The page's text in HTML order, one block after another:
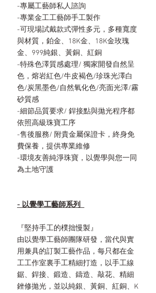
-專屬工藝師私人諮詢
-專業金工工藝師手工製作
-可現場試戴款式彈性多元，多種寬度
與材質，鉑金、18K金、18K金玫瑰
金、999純銀、黃銅、紅銅
-特殊色澤質感處理/ 獨家開發自然呈
色，熔岩紅色/牛皮褐色/珍珠光澤白
色/炭黑墨色/自然氧化色/亮面光澤/霧
砂質感
-細節品質要求/ 銲接點與拋光程序都
依照高級珠寶工序
-售後服務/ 附貴金屬保證卡，終身免
費保養，提供專業維修
-環境友善純淨珠寶，以覺學與您一同
為土地守護
- 以覺學工藝師系列
『堅持手工的樸拙慢製』
由以覺學工藝師團隊研發，當代與實
用兼具的訂製工藝作品，每只都在金
工工作室裏手工精細打造，以手工線
鋸、銲接、鍛造、鑄造、敲花、精細
銼修拋光，並以純銀、黃銅、紅銅、K